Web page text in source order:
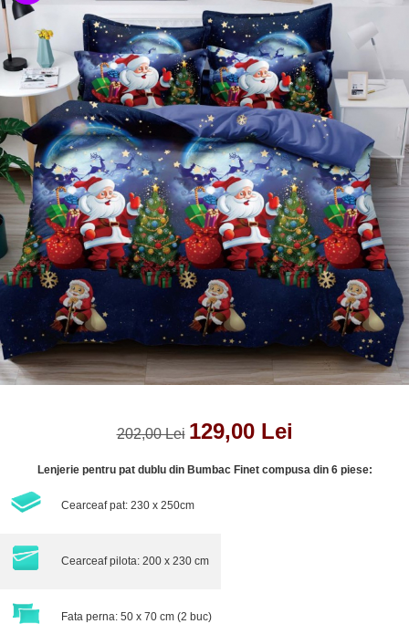
Lenjerii de pat Bumbac Poplin
Lenjerii de pat Catifea
Lenjerii de pat Damasc
Lenjerii de pat Finet + 2 Draperii
Lenjerii de pat Finet cu PLIURI
Lenjerii de pat finet Home
Lenjerii de pat Saten 4 piese cu
elastic
202,00 Lei 129,00 Lei
Lenjerie pentru pat dublu din Bumbac Finet compusa din 6 piese:
Cearceaf pat: 230 x 250cm
Cearceaf pilota: 200 x 230 cm
Fata perna: 50 x 70 cm (2 buc)